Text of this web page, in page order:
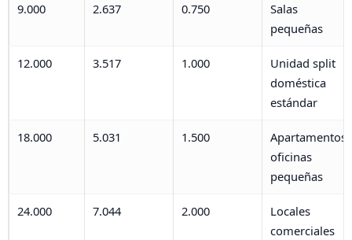
9.000 2.637 0.750
Salas
pequeñas
12.000 3.517 1.000
Unidad split
doméstica
estándar
18.000 5.031 1.500
Apartamentos,
oficinas
pequeñas
24.000 7.044 2.000
Locales
comerciales